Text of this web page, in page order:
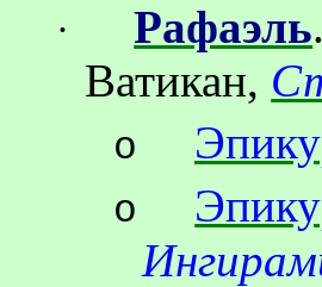
· Рафаэль
Ватикан,
o
o